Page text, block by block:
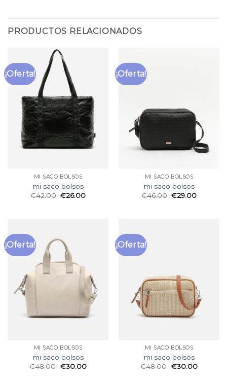
PRODUCTOS RELACIONADOS
¡Oferta!
MI SACO BOLSOS
mi saco bolsos
€42.00 €26.00
¡Oferta!
MI SACO BOLSOS
mi saco bolsos
€46.00 €29.00
¡Oferta!
MI SACO BOLSOS
mi saco bolsos
€48.00 €30.00
¡Oferta!
MI SACO BOLSOS
mi saco bolsos
€48.00 €30.00